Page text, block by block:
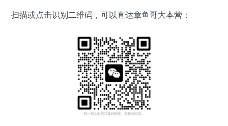
扫描或点击识别二维码，可以直达章鱼哥大本营：